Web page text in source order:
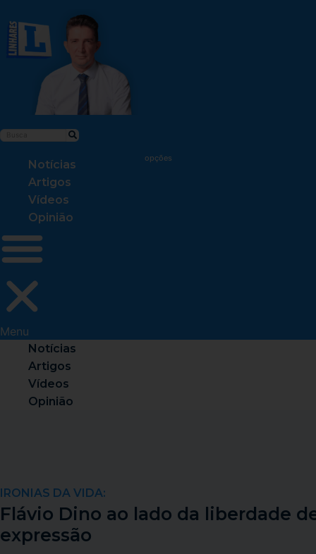
Notícias
Artigos
Vídeos
Opinião
Menu
Notícias
Artigos
Vídeos
Opinião
IRONIAS DA VIDA:
Flávio Dino ao lado da liberdade
expressão